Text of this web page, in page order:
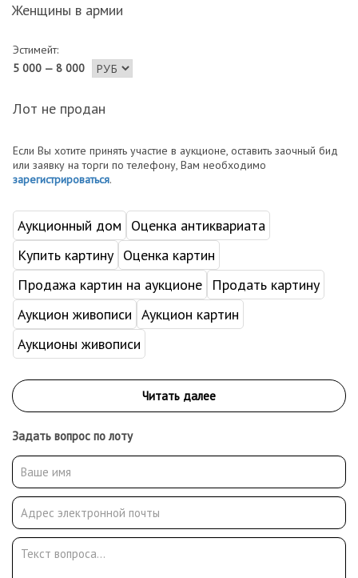
Женщины в армии
Эстимейт:
5 000 — 8 000
Лот не продан
Если Вы хотите принять участие в аукционе, оставить заочный бид
или заявку на торги по телефону, Вам необходимо
зарегистрироваться.
Аукционный дом
Оценка антиквариата
Купить картину Оценка картин
Продажа картин на аукционе
Продать картину
Аукцион живописи Аукцион картин
Аукционы живописи
Задать вопрос по лоту